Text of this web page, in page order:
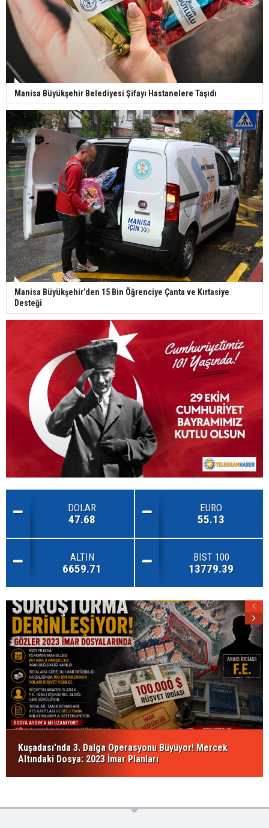
Manisa Büyükşehir Belediyesi Şifayı Hastanelere Taşıdı
Manisa Büyükşehir’den 15 Bin Öğrenciye Çanta ve Kırtasiye
Desteği
DOLAR
47.68
EURO
55.13
ALTIN
6659.71
BIST 100
13779.39
Kuşadası'nda 3. Dalga Operasyonu Büyüyor! Mercek
Altındaki Dosya: 2023 İmar Planları